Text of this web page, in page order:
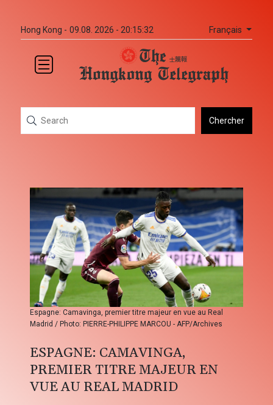
Hong Kong - 09.08. 2026 - 20:15:32 Français
Chercher
Espagne: Camavinga, premier titre majeur en vue au Real
Madrid / Photo: PIERRE-PHILIPPE MARCOU - AFP/Archives
ESPAGNE: CAMAVINGA,
PREMIER TITRE MAJEUR EN
VUE AU REAL MADRID